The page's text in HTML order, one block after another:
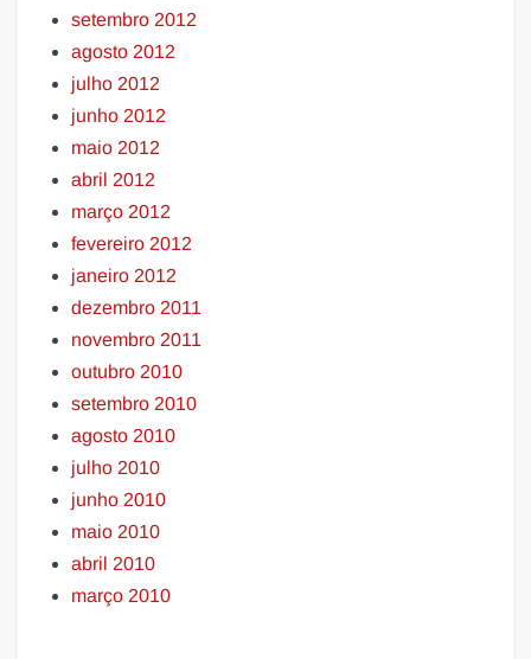
setembro 2012
agosto 2012
julho 2012
junho 2012
maio 2012
abril 2012
março 2012
fevereiro 2012
janeiro 2012
dezembro 2011
novembro 2011
outubro 2010
setembro 2010
agosto 2010
julho 2010
junho 2010
maio 2010
abril 2010
março 2010